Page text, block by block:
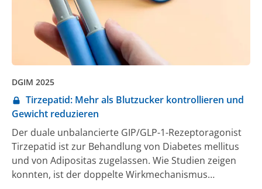
DGIM 2025
Tirzepatid: Mehr als Blutzucker kontrollieren und
Gewicht reduzieren
Der duale unbalancierte GIP/GLP-1-Rezeptoragonist
Tirzepatid ist zur Behandlung von Diabetes mellitus
und von Adipositas zugelassen. Wie Studien zeigen
konnten, ist der doppelte Wirkmechanismus